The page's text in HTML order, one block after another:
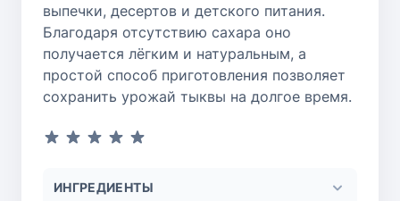
выпечки, десертов и детского питания.
Благодаря отсутствию сахара оно
получается лёгким и натуральным, а
простой способ приготовления позволяет
сохранить урожай тыквы на долгое время.
ИНГРЕДИЕНТЫ